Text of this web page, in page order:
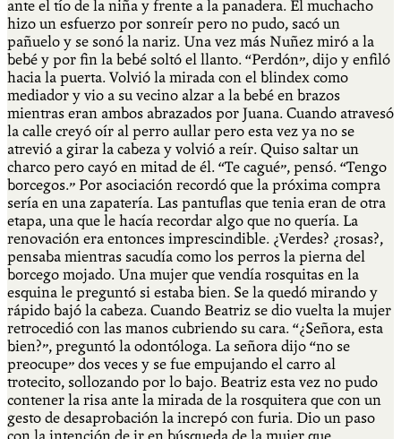
ante el tío de la niña y frente a la panadera. El muchacho
hizo un esfuerzo por sonreír pero no pudo, sacó un
pañuelo y se sonó la nariz. Una vez más Nuñez miró a la
bebé y por fin la bebé soltó el llanto. “Perdón”, dijo y enfiló
hacia la puerta. Volvió la mirada con el blindex como
mediador y vio a su vecino alzar a la bebé en brazos
mientras eran ambos abrazados por Juana. Cuando atravesó
la calle creyó oír al perro aullar pero esta vez ya no se
atrevió a girar la cabeza y volvió a reír. Quiso saltar un
charco pero cayó en mitad de él. “Te cagué”, pensó. “Tengo
borcegos.” Por asociación recordó que la próxima compra
sería en una zapatería. Las pantuflas que tenia eran de otra
etapa, una que le hacía recordar algo que no quería. La
renovación era entonces imprescindible. ¿Verdes? ¿rosas?,
pensaba mientras sacudía como los perros la pierna del
borcego mojado. Una mujer que vendía rosquitas en la
esquina le preguntó si estaba bien. Se la quedó mirando y
rápido bajó la cabeza. Cuando Beatriz se dio vuelta la mujer
retrocedió con las manos cubriendo su cara. “¿Señora, esta
bien?”, preguntó la odontóloga. La señora dijo “no se
preocupe” dos veces y se fue empujando el carro al
trotecito, sollozando por lo bajo. Beatriz esta vez no pudo
contener la risa ante la mirada de la rosquitera que con un
gesto de desaprobación la increpó con furia. Dio un paso